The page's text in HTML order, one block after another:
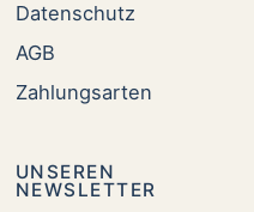
Datenschutz
AGB
Zahlungsarten
UNSEREN
NEWSLETTER